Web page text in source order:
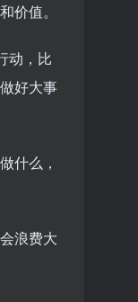
价值。
动，比
好大事
什么，
浪费大